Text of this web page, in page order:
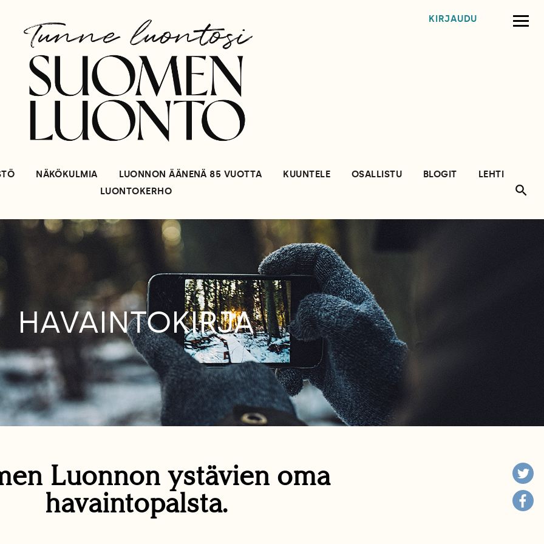
KIRJAUDU
NÄKÖKULMIA LUONNON ÄÄNENÄ 85 VUOTTA KUUNTELE OSALLISTU BLOGIT
LEHTI
LUONTOKERHO
HAVAINTOKIRJA
Luonnon ystävien oma
havaintopalsta.